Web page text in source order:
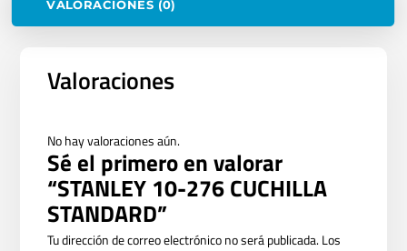
VALORACIONES (0)
Valoraciones
No hay valoraciones aún.
Sé el primero en valorar
“STANLEY 10-276 CUCHILLA
STANDARD”
Tu dirección de correo electrónico no será publicada.Los